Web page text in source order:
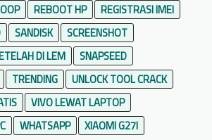
REBOOT HP
REGISTRASI IMEI
SANDISK
SCREENSHOT
DI LEM
SNAPSEED
TRENDING
UNLOCK TOOL CRACK
VIVO LEWAT LAPTOP
WHATSAPP XIAOMI G27I